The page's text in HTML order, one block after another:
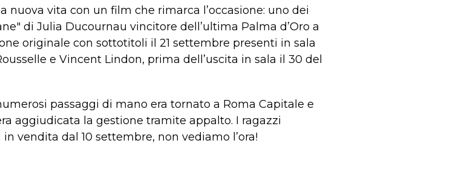
nuova vita con un film che rimarca l’occasione: uno dei
di Julia Ducournau vincitore dell’ultima Palma d’Oro a
originale con sottotitoli il 21 settembre presenti in sala
e Vincent Lindon, prima dell’uscita in sala il 30 del
passaggi di mano era tornato a Roma Capitale e
aggiudicata la gestione tramite appalto. I ragazzi
vendita dal 10 settembre, non vediamo l’ora!